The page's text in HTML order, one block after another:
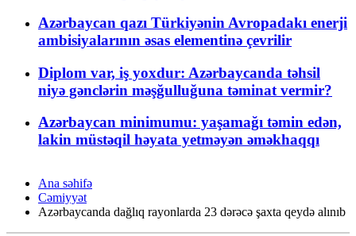
Azərbaycan qazı Türkiyənin Avropadakı enerji
ambisiyalarının əsas elementinə çevrilir
Diplom var, iş yoxdur: Azərbaycanda təhsil
niyə gənclərin məşğulluğuna təminat vermir?
Azərbaycan minimumu: yaşamağı təmin edən,
lakin müstəqil həyata yetməyən əməkhaqqı
Ana səhifə
Cəmiyyət
Azərbaycanda dağlıq rayonlarda 23 dərəcə şaxta qeydə alınıb